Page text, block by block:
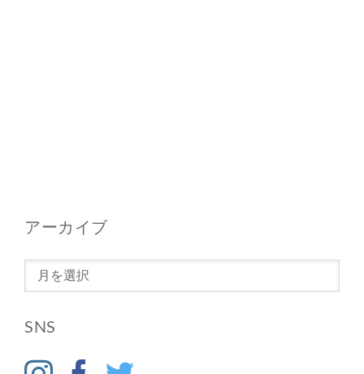
アーカイブ
ー
イ
ブ
SNS